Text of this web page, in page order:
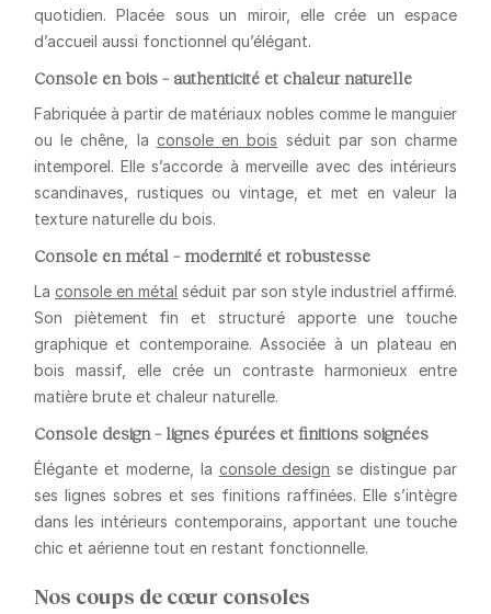
quotidien. Placée sous un miroir, elle crée un espace
d’accueil aussi fonctionnel qu’élégant.
Console en bois – authenticité et chaleur naturelle
Fabriquée à partir de matériaux nobles comme le manguier
ou le chêne, la console en bois séduit par son charme
intemporel. Elle s’accorde à merveille avec des intérieurs
scandinaves, rustiques ou vintage, et met en valeur la
texture naturelle du bois.
Console en métal – modernité et robustesse
La console en métal séduit par son style industriel affirmé.
Son piètement fin et structuré apporte une touche
graphique et contemporaine. Associée à un plateau en
bois massif, elle crée un contraste harmonieux entre
matière brute et chaleur naturelle.
Console design – lignes épurées et finitions soignées
Élégante et moderne, la console design se distingue par
ses lignes sobres et ses finitions raffinées. Elle s’intègre
dans les intérieurs contemporains, apportant une touche
chic et aérienne tout en restant fonctionnelle.
Nos coups de cœur consoles